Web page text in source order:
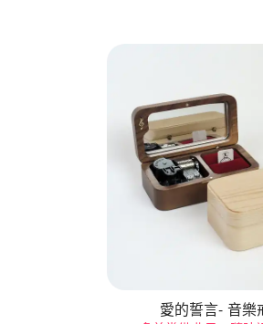
愛的誓言- 音樂